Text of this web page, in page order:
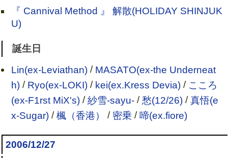
『 Cannival Method 』 解散(HOLIDAY SHINJUK
U)
誕生日
Lin(ex-Leviathan)/ MASATO(ex-the Underneat
h)/ Ryo(ex-LOKI)/ kei(ex.Kress Devia)/ こころ
(ex-F1rst MiX's)/紗雪-sayu-/愁(12/26)/真悟(e
x-Sugar)/楓（香港） / 密乗/啼(ex.fiore)
2006/12/27